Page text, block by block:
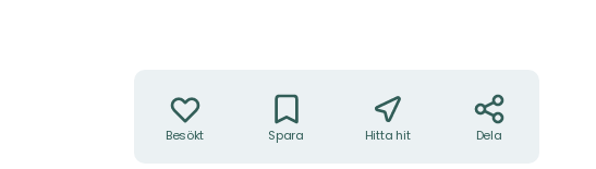
Besökt Spara Hitta hit Dela